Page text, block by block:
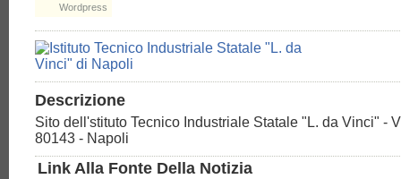
Wordpress
Descrizione
Sito dell'stituto Tecnico Industriale Statale "L. da Vinci" -
80143 - Napoli
Link Alla Fonte Della Notizia